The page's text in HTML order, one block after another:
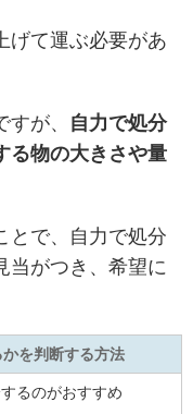
げて運ぶ必要があ
が、 自力で処分
る物の大きさや量
とで、自力で処分
当がつき、希望に
を判断する方法
るのがおすすめ